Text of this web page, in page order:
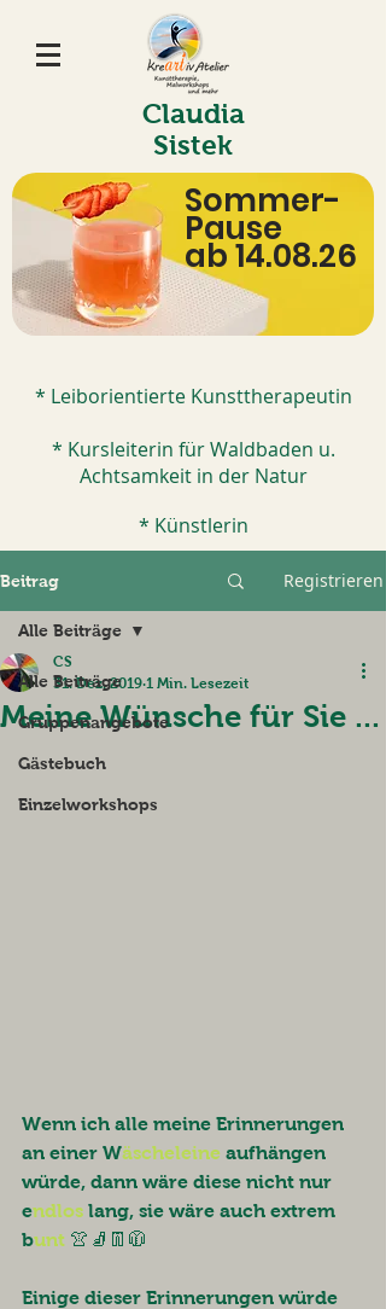
Claudia
Sistek
Sommer-
Pause
ab 14.08.26
* Leiborientierte Kunsttherapeutin
* Kursleiterin für Waldbaden u.
Achtsamkeit in der Natur
* Künstlerin​
Beitrag Registrieren
Alle Beiträge
Gruppenangebote
Gästebuch
Einzelworkshops
Alle Beiträge
Meine Wünsche für Sie ...
CS
31. Dez. 2019 1 Min. Lesezeit
Wenn ich alle meine Erinnerungen
an einer Wäscheleine aufhängen
würde, dann wäre diese nicht nur
endlos lang, sie wäre auch extrem
bunt 👚🧦👖🧥
Einige dieser Erinnerungen würde